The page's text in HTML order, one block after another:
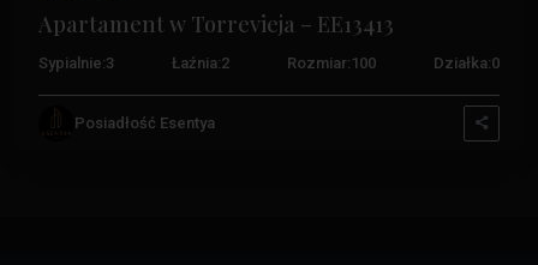
Apartament w Torrevieja – EE13413
Sypialnie:3 Łaźnia:2 Rozmiar: 100 Działka:0
Posiadłość Esentya